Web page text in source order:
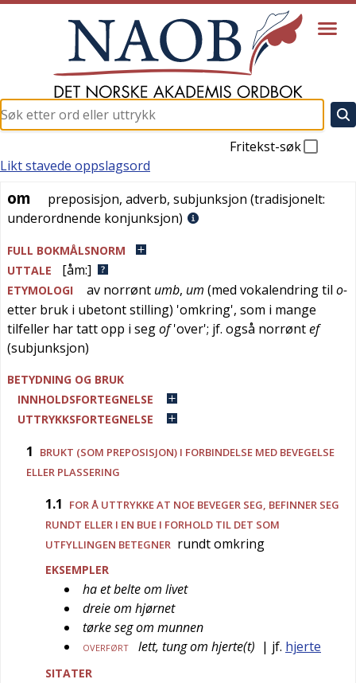
Fritekst-søk
om
Likt stavede oppslagsord
om preposisjon, adverb, subjunksjon (tradisjonelt:
underordnende konjunksjon)
FULL BOKMÅLSNORM
UTTALE
[åm:]
ETYMOLOGI av norrønt umb, um (med vokalendring til o-
etter bruk i ubetont stilling) 'omkring', som i mange
tilfeller har tatt opp i segof'over'; jf. også norrøntef
(subjunksjon)
BETYDNING OG BRUK
INNHOLDSFORTEGNELSE
UTTRYKKSFORTEGNELSE
1
BRUKT (SOM PREPOSISJON) I FORBINDELSE MED BEVEGELSE
ELLER PLASSERING
1.1
FOR Å UTTRYKKE AT NOE BEVEGER SEG, BEFINNER SEG
RUNDT ELLER I EN BUE I FORHOLD TIL DET SOM
UTFYLLINGEN BETEGNER rundt omkring
EKSEMPLER
ha et belte om livet
dreie om hjørnet
tørke seg om munnen
OVERFØRT lett, tung om hjerte(t) | jf. hjerte
SITATER